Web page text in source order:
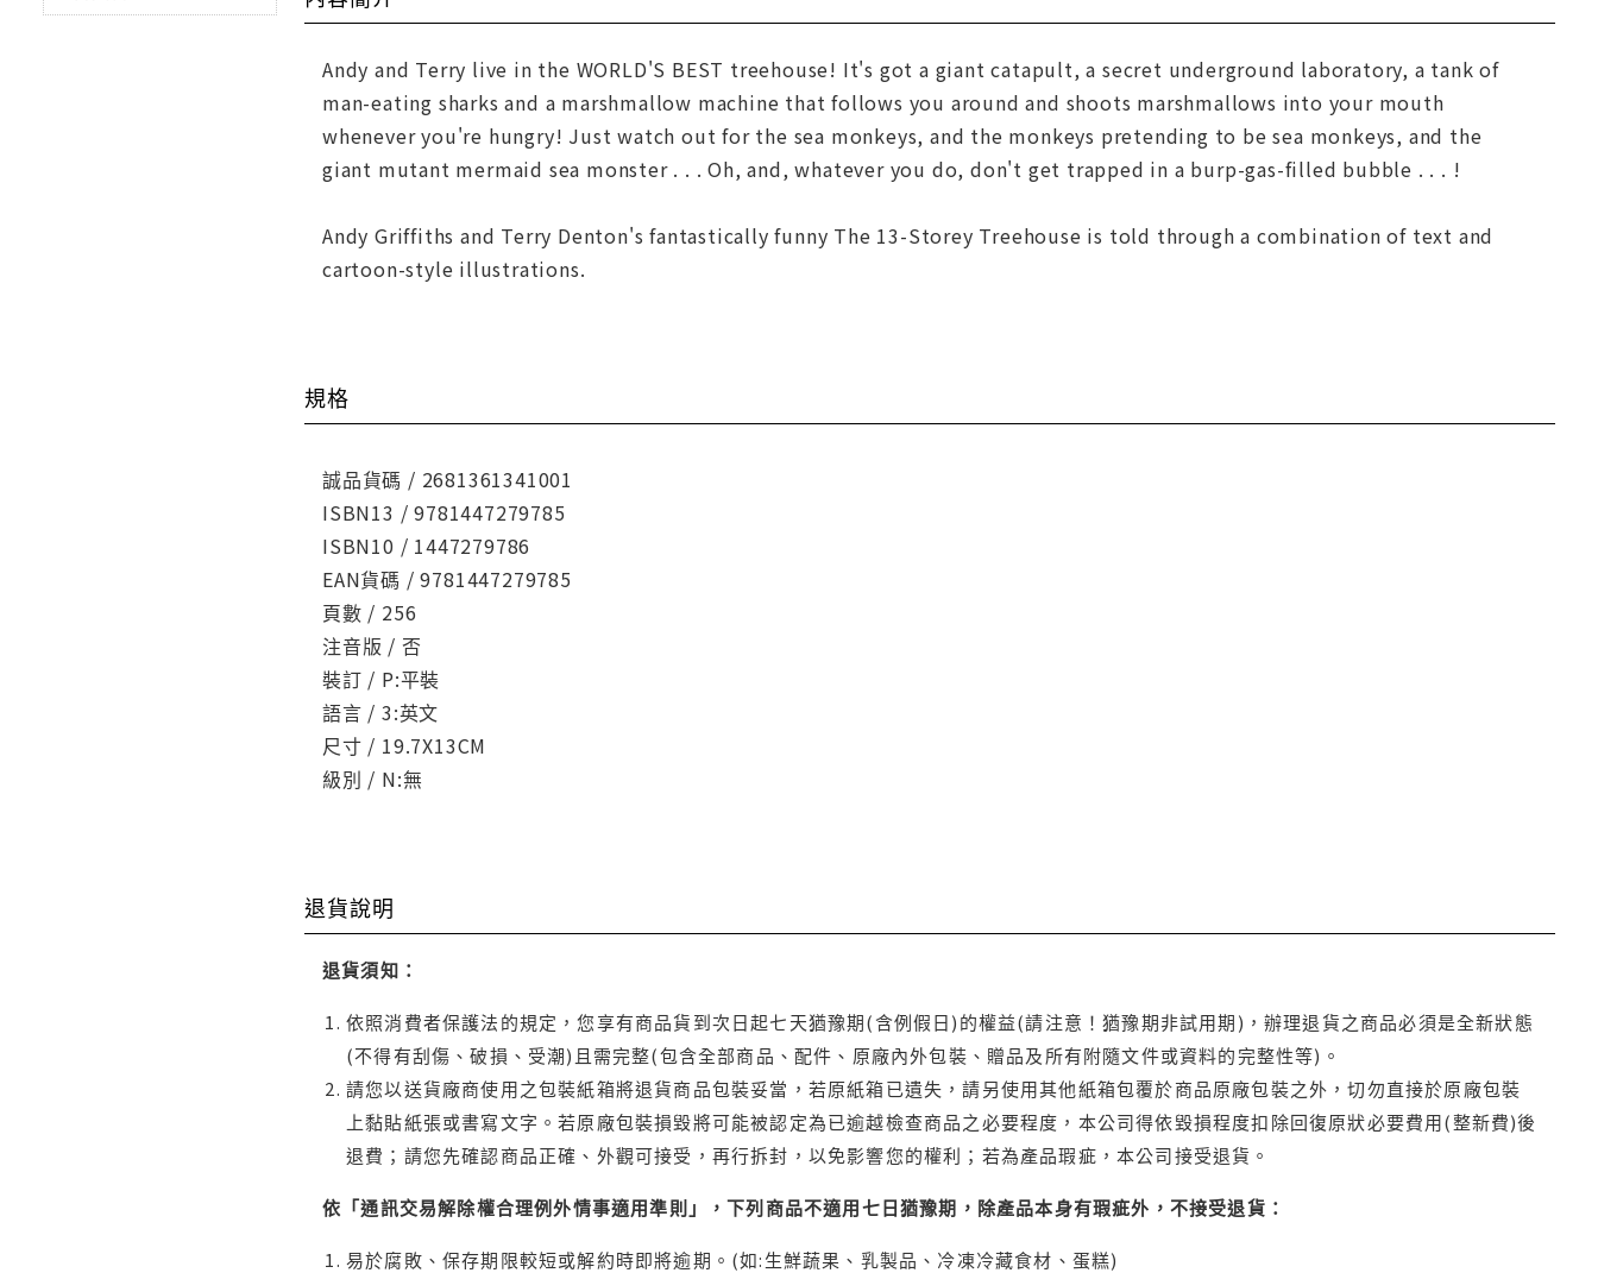
Andy and Terry live in the WORLD'S BEST treehouse! It's got a giant catapult, a secret underground laboratory, a tank of
man-eating sharks and a marshmallow machine that follows you around and shoots marshmallows into your mouth
whenever you're hungry! Just watch out for the sea monkeys, and the monkeys pretending to be sea monkeys, and the
giant mutant mermaid sea monster . . . Oh, and, whatever you do, don't get trapped in a burp-gas-filled bubble . . . !
Andy Griffiths and Terry Denton's fantastically funny The 13-Storey Treehouse is told through a combination of text and
cartoon-style illustrations.
規格
誠品貨碼 / 2681361341001
ISBN13 / 9781447279785
ISBN10 / 1447279786
EAN貨碼 / 9781447279785
頁數 / 256
注音版 / 否
裝訂 / P:平裝
語言 / 3:英文
尺寸 / 19.7X13CM
級別 / N:無
退貨說明
退貨須知：
依照消費者保護法的規定，您享有商品貨到次日起七天猶豫期(含例假日)的權益(請注意！猶豫期非試用期)，辦理退貨之商品必須是全新狀態
(不得有刮傷、破損、受潮)且需完整(包含全部商品、配件、原廠內外包裝、贈品及所有附隨文件或資料的完整性等)。
請您以送貨廠商使用之包裝紙箱將退貨商品包裝妥當，若原紙箱已遺失，請另使用其他紙箱包覆於商品原廠包裝之外，切勿直接於原廠包裝
上黏貼紙張或書寫文字。若原廠包裝損毀將可能被認定為已逾越檢查商品之必要程度，本公司得依毀損程度扣除回復原狀必要費用(整新費)後
退費；請您先確認商品正確、外觀可接受，再行拆封，以免影響您的權利；若為產品瑕疵，本公司接受退貨。
依「通訊交易解除權合理例外情事適用準則」，下列商品不適用七日猶豫期，除產品本身有瑕疵外，不接受退貨：
易於腐敗、保存期限較短或解約時即將逾期。(如:生鮮蔬果、乳製品、冷凍冷藏食材、蛋糕)